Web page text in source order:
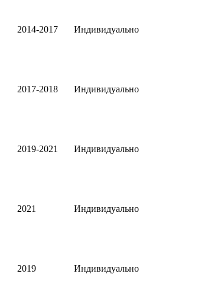
2014-2017 Индивидуально
2017-2018 Индивидуально
2019-2021 Индивидуально
2021 Индивидуально
2019 Индивидуально